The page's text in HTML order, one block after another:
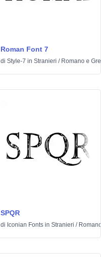
Roman Font 7
di Style-7 in Stranieri / Romano e
SPQR
di Iconian Fonts in Stranieri /